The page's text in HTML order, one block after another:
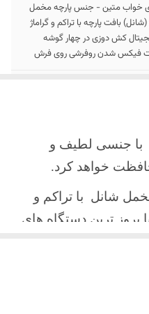
خواب متین - جنس پارچه مخمل
بافت پارچه با تراکم و گراماژ
کش دوزی در چهار گوشه
فیکس شدن روفرشی روی فرش
با جنسی لطیف و
خواهد کرد.
شانل با تراکم و
بروز ترین دستگاه های
باکیفیت دوخته‌شده